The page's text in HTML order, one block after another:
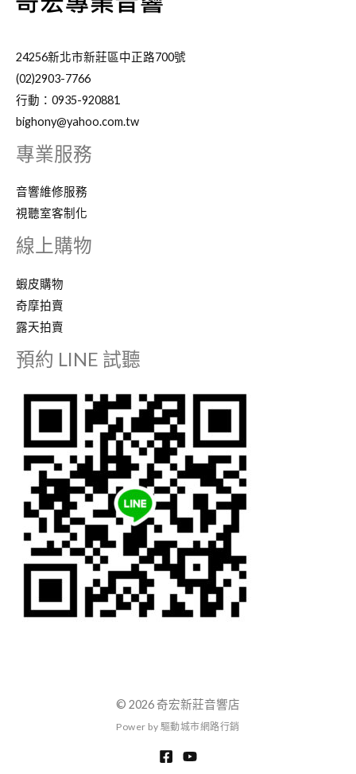
24256新北市新莊區中正路700號
(02)2903-7766
行動：0935-920881
bighony@yahoo.com.tw
專業服務
音響維修服務
視聽室客制化
線上購物
蝦皮購物
奇摩拍賣
露天拍賣
預約 LINE 試聽
© 2026 奇宏新莊音響店
Power by 驅動城市網路行銷